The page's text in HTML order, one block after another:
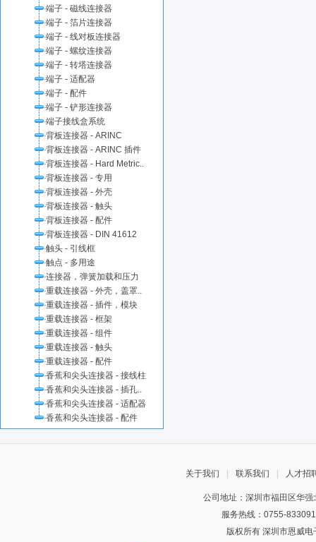
端子 - 磁线连接器
端子 - 箔片连接器
端子 - 线对板连接器
端子 - 螺纹连接器
端子 - 转塔连接器
端子 - 适配器
端子 - 配件
端子 - 铲形连接器
端子接线盒系统
背板连接器 - ARINC
背板连接器 - ARINC 插件
背板连接器 - Hard Metric..
背板连接器 - 专用
背板连接器 - 外壳
背板连接器 - 触头
背板连接器 - 配件
背板连接器 - DIN 41612
触头 - 引线框
触点 - 多用途
连接器，弹簧加载和压力
重载连接器 - 外壳，盖罩..
重载连接器 - 插件，模块
重载连接器 - 框架
重载连接器 - 组件
重载连接器 - 触头
重载连接器 - 配件
香蕉和尖头连接器 - 接线柱
香蕉和尖头连接器 - 插孔..
香蕉和尖头连接器 - 适配器
香蕉和尖头连接器 - 配件
关于我们 联系我们 人才招
公司地址：深圳市福田区华
服务热线：0755-
版权所有 深圳市恩威